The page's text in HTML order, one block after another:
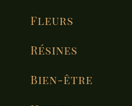
Fleurs
Résines
Bien-être